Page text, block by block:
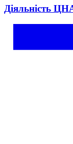
Діяльність